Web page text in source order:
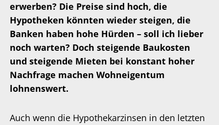
erwerben? Die Preise sind hoch, die
Hypotheken könnten wieder steigen, die
Banken haben hohe Hürden – soll ich lieber
noch warten? Doch steigende Baukosten
und steigende Mieten bei konstant hoher
Nachfrage machen Wohneigentum
lohnenswert.
Auch wenn die Hypothekarzinsen in den letzten